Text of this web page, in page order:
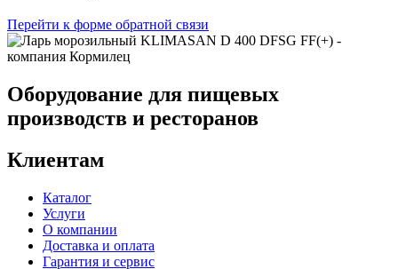
Перейти к форме обратной связи
Оборудование для пищевых
производств и ресторанов
Клиентам
Каталог
Услуги
О компании
Доставка и оплата
Гарантия и сервис